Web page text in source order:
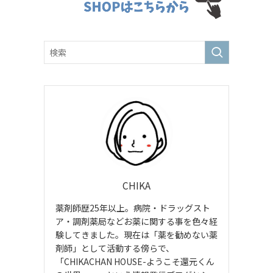
CHIKA
薬剤師歴25年以上。病院・ドラッグスト
ア・調剤薬局などお薬に関する事を色々経
験してきました。現在は「薬を勧めない薬
剤師」として活動する傍らで、
「CHIKACHAN HOUSE-ようこそ還元くん